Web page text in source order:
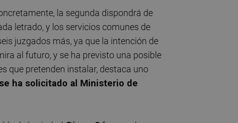
la segunda dispondrá de
letrado, y los servicios comunes de
juzgados más, ya que la intención de
al futuro, y se ha previsto una posible
que pretenden instalar, destaca uno
ha solicitado al Ministerio de